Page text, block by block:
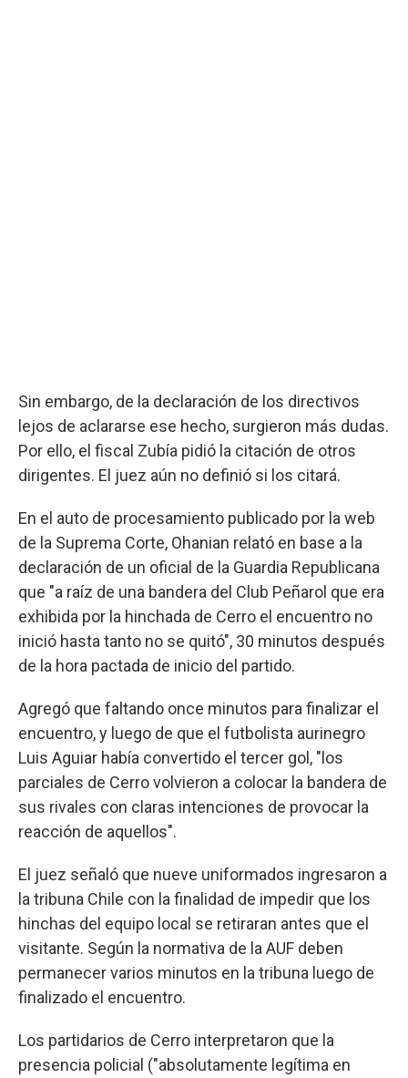
Sin embargo, de la declaración de los directivos
lejos de aclararse ese hecho, surgieron más dudas.
Por ello, el fiscal Zubía pidió la citación de otros
dirigentes. El juez aún no definió si los citará.
En el auto de procesamiento publicado por la web
de la Suprema Corte, Ohanian relató en base a la
declaración de un oficial de la Guardia Republicana
que "a raíz de una bandera del Club Peñarol que era
exhibida por la hinchada de Cerro el encuentro no
inició hasta tanto no se quitó", 30 minutos después
de la hora pactada de inicio del partido.
Agregó que faltando once minutos para finalizar el
encuentro, y luego de que el futbolista aurinegro
Luis Aguiar había convertido el tercer gol, "los
parciales de Cerro volvieron a colocar la bandera de
sus rivales con claras intenciones de provocar la
reacción de aquellos".
El juez señaló que nueve uniformados ingresaron a
la tribuna Chile con la finalidad de impedir que los
hinchas del equipo local se retiraran antes que el
visitante. Según la normativa de la AUF deben
permanecer varios minutos en la tribuna luego de
finalizado el encuentro.
Los partidarios de Cerro interpretaron que la
presencia policial ("absolutamente legítima en